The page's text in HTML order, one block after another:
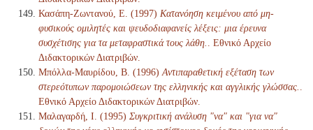
Κασάπη-Ζωντανού, Ε. (1997) Κατανόηση κειμένου από μη-
φυσικούς ομιλητές και ψευδοδιαφανείς λέξεις: μια έρευνα
συσχέτισης για τα μεταφραστικά τους λάθη.
. Εθνικό Αρχείο
Διδακτορικών Διατριβών.
Μπόλλα-Μαυρίδου, Β. (1996) Αντιπαραθετική εξέταση των
στερεότυπων παρομοιώσεων της ελληνικής και αγγλικής γλώσσας.
Εθνικό Αρχείο Διδακτορικών Διατριβών.
Μαλαγαρδή, Ι. (1995) Συγκριτική ανάλυση "να" και "για να"